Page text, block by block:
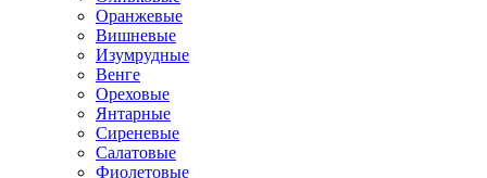
Оранжевые
Вишневые
Изумрудные
Венге
Ореховые
Янтарные
Сиреневые
Салатовые
Фиолетовые